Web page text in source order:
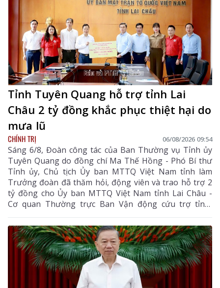
Tỉnh Tuyên Quang hỗ trợ tỉnh Lai
Châu 2 tỷ đồng khắc phục thiệt hại do
mưa lũ
CHÍNH TRỊ 06/08/2026 09:54
Sáng 6/8, Đoàn công tác của Ban Thường vụ Tỉnh ủy
Tuyên Quang do đồng chí Ma Thế Hồng - Phó Bí thư
Tỉnh ủy, Chủ tịch Ủy ban MTTQ Việt Nam tỉnh làm
Trưởng đoàn đã thăm hỏi, động viên và trao hỗ trợ 2
tỷ đồng cho Ủy ban MTTQ Việt Nam tỉnh Lai Châu -
Cơ quan Thường trực Ban Vận động cứu trợ tỉnh,
nhằm giúp nhân dân khắc phục hậu quả thiên tai, mưa
lũ, sạt lở đất, sớm ổn định cuộc sống.